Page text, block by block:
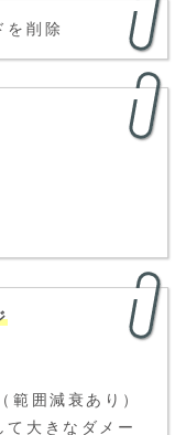
を削除
（範囲減衰あり）
て大きなダメー